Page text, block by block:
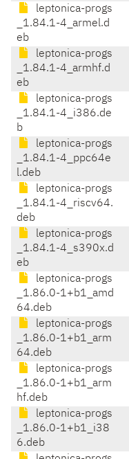
leptonica-progs
_1.84.1-4_armel.d
eb
leptonica-progs
_1.84.1-4_armhf.d
eb
leptonica-progs
_1.84.1-4_i386.de
b
leptonica-progs
_1.84.1-4_ppc64e
l.deb
leptonica-progs
_1.84.1-4_riscv64.
deb
leptonica-progs
_1.84.1-4_s390x.d
eb
leptonica-progs
_1.86.0-1+b1_amd
64.deb
leptonica-progs
_1.86.0-1+b1_arm
64.deb
leptonica-progs
_1.86.0-1+b1_arm
hf.deb
leptonica-progs
_1.86.0-1+b1_i38
6.deb